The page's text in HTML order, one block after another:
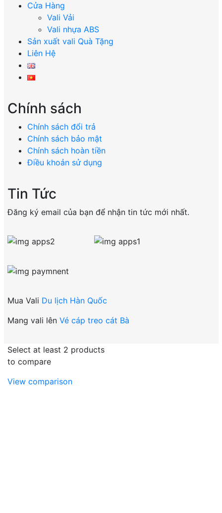
Cửa Hàng
Vali Vải
Vali nhựa ABS
Sản xuất vali Quà Tặng
Liên Hệ
Chính sách
Chính sách đổi trả
Chính sách bảo mật
Chính sách hoàn tiền
Điều khoản sử dụng
Tin Tức
Đăng ký email của bạn để nhận tin tức mới nhất.
Mua Vali Du lịch Hàn Quốc
Mang vali lên Vé cáp treo cát Bà
Select at least 2 products
to compare
View comparison